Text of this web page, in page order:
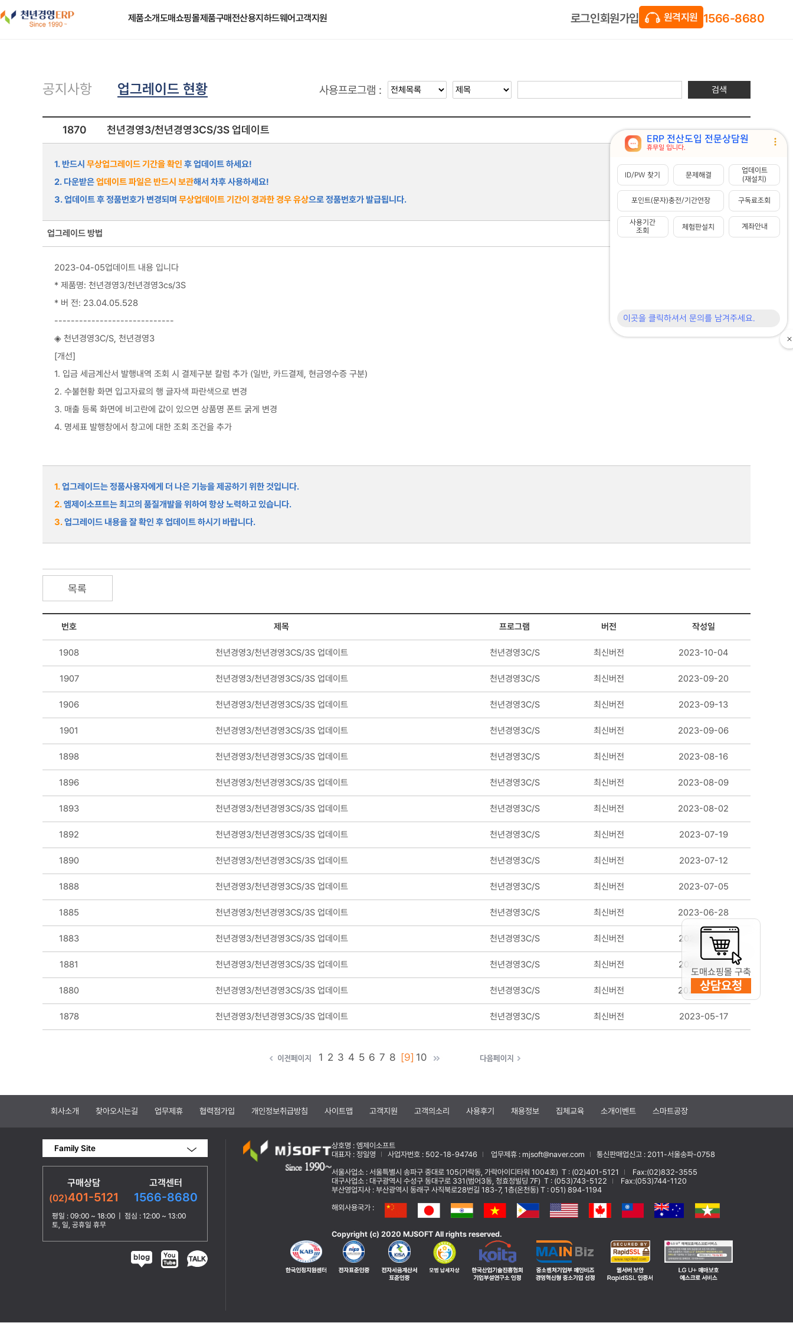
제품소개도매쇼핑몰제품구매전산용지하드웨어고객지원 로그인회원가입 원격지원 1566-8680
공지사항 업그레이드 현황 사용프로그램 : 검색
1870 천년경영3/천년경영3CS/3S 업데이트
1. 반드시무상업그레이드 기간을 확인 후 업데이트 하세요!
2. 다운받은업데이트 파일은 반드시 보관해서 차후 사용하세요!
3. 업데이트 후 정품번호가 변경되며무상업데이트 기간이 경과한 경우 유상으로 정품번호가 발급됩니다.
업그레이드 방법
2023-04-05업데이트 내용 입니다
* 제품명: 천년경영3/천년경영3cs/3S
* 버 전: 23.04.05.528
-----------------------------
◈ 천년경영3C/S, 천년경영3
[개선]
1. 입금 세금계산서 발행내역 조회 시 결제구분 칼럼 추가 (일반, 카드결제, 현금영수증 구분)
2. 수불현황 화면 입고자료의 행 글자색 파란색으로 변경
3. 매출 등록 화면에 비고란에 값이 있으면 상품명 폰트 굵게 변경
4. 명세표 발행창에서 창고에 대한 조회 조건을 추가
1.업그레이드는 정품사용자에게 더 나은 기능을 제공하기 위한 것입니다.
2.엠제이소프트는 최고의 품질개발을 위하여 항상 노력하고 있습니다.
3.업그레이드 내용을 잘 확인 후 업데이트 하시기 바랍니다.
목록
번호 제목 프로그램 버전 작성일
1908 천년경영3/천년경영3CS/3S 업데이트 천년경영3C/S 최신버전 2023-10-04
1907 천년경영3/천년경영3CS/3S 업데이트 천년경영3C/S 최신버전 2023-09-20
1906 천년경영3/천년경영3CS/3S 업데이트 천년경영3C/S 최신버전 2023-09-13
1901 천년경영3/천년경영3CS/3S 업데이트 천년경영3C/S 최신버전 2023-09-06
1898 천년경영3/천년경영3CS/3S 업데이트 천년경영3C/S 최신버전 2023-08-16
1896 천년경영3/천년경영3CS/3S 업데이트 천년경영3C/S 최신버전 2023-08-09
1893 천년경영3/천년경영3CS/3S 업데이트 천년경영3C/S 최신버전 2023-08-02
1892 천년경영3/천년경영3CS/3S 업데이트 천년경영3C/S 최신버전 2023-07-19
1890 천년경영3/천년경영3CS/3S 업데이트 천년경영3C/S 최신버전 2023-07-12
1888 천년경영3/천년경영3CS/3S 업데이트 천년경영3C/S 최신버전 2023-07-05
1885 천년경영3/천년경영3CS/3S 업데이트 천년경영3C/S 최신버전 2023-06-28
1883 천년경영3/천년경영3CS/3S 업데이트 천년경영3C/S 최신버전 2023-06-14
1881 천년경영3/천년경영3CS/3S 업데이트 천년경영3C/S 최신버전 2023-05-31
1880 천년경영3/천년경영3CS/3S 업데이트 천년경영3C/S 최신버전 2023-05-24
1878 천년경영3/천년경영3CS/3S 업데이트 천년경영3C/S 최신버전 2023-05-17
1 2 3 4 5 6 7 8 [9] 10
회사소개 찾아오시는길 업무제휴 협력점가입 개인정보취급방침 사이트맵 고객지원 고객의소리 사용후기 채용정보 집체교육 소개이벤트 스마트공장
상호명 : 엠제이소프트
대표자 : 정일영 사업자번호 : 502-18-94746 업무제휴 : mjsoft@naver.com 통신판매업신고 : 2011-서울송파-0758
서울사업소 : 서울특별시 송파구 중대로 105(가락동, 가락아이디타워 1004호)T : (02)401-5121 Fax:(02)832-3555
대구사업소 : 대구광역시 수성구 동대구로 331(범어3동, 청효정빌딩 7F)T : (053)743-5122 Fax:(053)744-1120
부산영업지사 : 부산광역시 동래구 사직북로28번길 183-7, 1층(온천동) T : 051) 894-1194
해외사용국가 :
Copyright (c) 2020 MJSOFT All rights reserved.
Family Site
구매상담
(02)401-5121
고객센터
1566-8680
평일 : 09:00 ~ 18:00 | 점심 : 12:00 ~ 13:00
토, 일, 공휴일 휴무
도매쇼핑몰 구축
상담요청